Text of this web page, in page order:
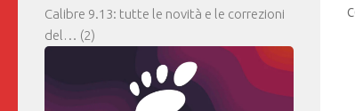
Calibre 9.13: tutte le novità e le correzioni
del… (2)